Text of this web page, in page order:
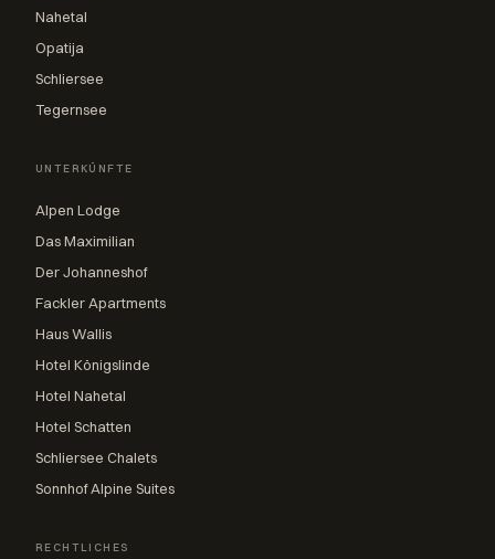
Nahetal
Opatija
Schliersee
Tegernsee
UNTERKÜNFTE
Alpen Lodge
Das Maximilian
Der Johanneshof
Fackler Apartments
Haus Wallis
Hotel Königslinde
Hotel Nahetal
Hotel Schatten
Schliersee Chalets
Sonnhof Alpine Suites
RECHTLICHES